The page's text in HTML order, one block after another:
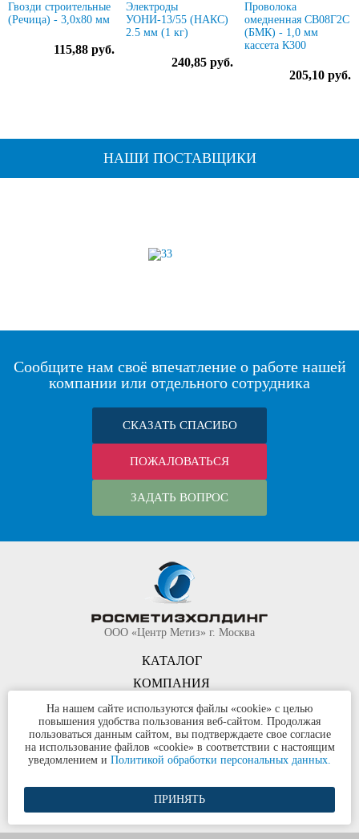
Гвозди строительные
(Речица) - 3,0х80 мм
115,88 руб.
Электроды
УОНИ-13/55 (НАКС)
2.5 мм (1 кг)
240,85 руб.
Проволока
омедненная СВ08Г2С
(БМК) - 1,0 мм
кассета К300
205,10 руб.
НАШИ ПОСТАВЩИКИ
Сообщите нам своё впечатление о работе нашей
компании или отдельного сотрудника
СКАЗАТЬ СПАСИБО
ПОЖАЛОВАТЬСЯ
ЗАДАТЬ ВОПРОС
КОМПАНИЯ
ООО «Центр Метиз» г. Москва
КАТАЛОГ
КОНТАКТЫ
©ООО «Центр Метиз» 2000-2026
Все права защищены
Политика конфиденциальности
Разработка сайта и продвижение
На нашем сайте используются файлы «cookie» с целью
повышения удобства пользования веб-сайтом. Продолжая
пользоваться данным сайтом, вы подтверждаете свое согласие
на использование файлов «cookie» в соответствии с настоящим
уведомлением и Политикой обработки персональных данных.
ПРИНЯТЬ